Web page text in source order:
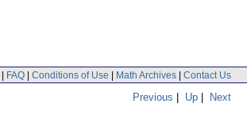
| FAQ | Conditions of Use | Math Archives | Contact Us
Previous | Up | Next